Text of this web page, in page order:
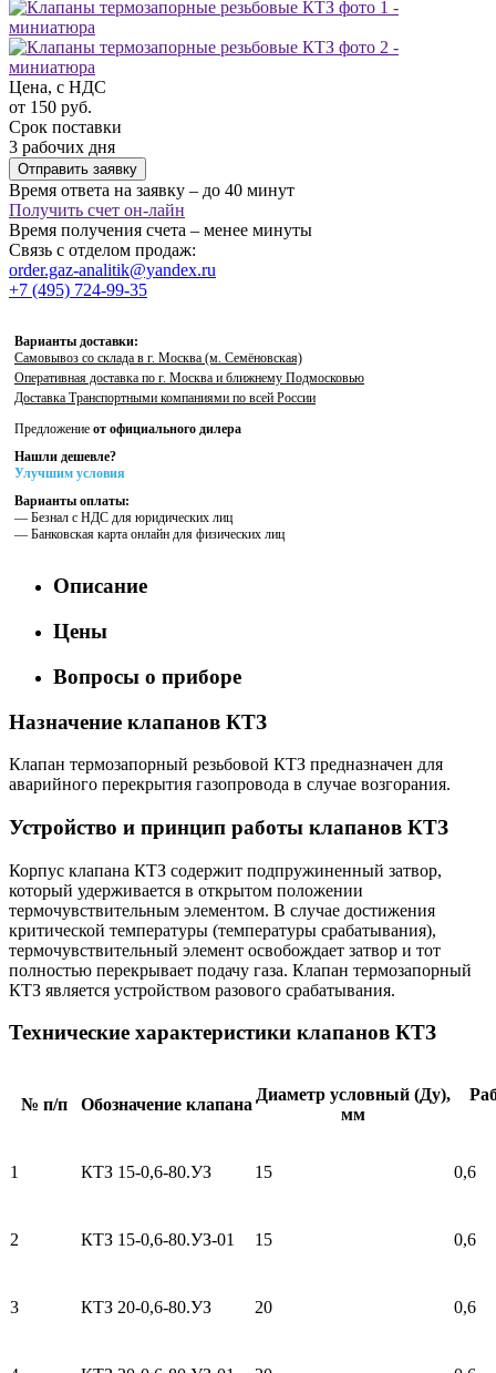
Цена, с НДС
от 150 руб.
Срок поставки
3 рабочих дня
Отправить заявку
Время ответа на заявку – до 40 минут
Получить счет он-лайн
Время получения счета – менее минуты
Связь с отделом продаж:
order.gaz-analitik@yandex.ru
+7 (495) 724-99-35
Варианты доставки:
Самовывоз со склада в г. Москва (м. Семёновская)
Оперативная доставка по г. Москва и ближнему Подмосковью
Доставка Транспортными компаниями по всей России
Предложение от официального дилера
Нашли дешевле?
Улучшим условия
Варианты оплаты:
— Безнал с НДС для юридических лиц
— Банковская карта онлайн для физических лиц
Описание
Цены
Вопросы о приборе
Назначение клапанов КТЗ
Клапан термозапорный резьбовой КТЗ предназначен для
аварийного перекрытия газопровода в случае возгорания.
Устройство и принцип работы клапанов КТЗ
Корпус клапана КТЗ содержит подпружиненный затвор,
который удерживается в открытом положении
термочувствительным элементом. В случае достижения
критической температуры (температуры срабатывания),
термочувствительный элемент освобождает затвор и тот
полностью перекрывает подачу газа. Клапан термозапорный
КТЗ является устройством разового срабатывания.
Технические характеристики клапанов КТЗ
№ п/п Обозначение клапана
Диаметр условный (Ду),
мм
1 КТЗ 15-0,6-80.УЗ 15 0,6
2 КТЗ 15-0,6-80.УЗ-01 15 0,6
3 КТЗ 20-0,6-80.УЗ 20 0,6